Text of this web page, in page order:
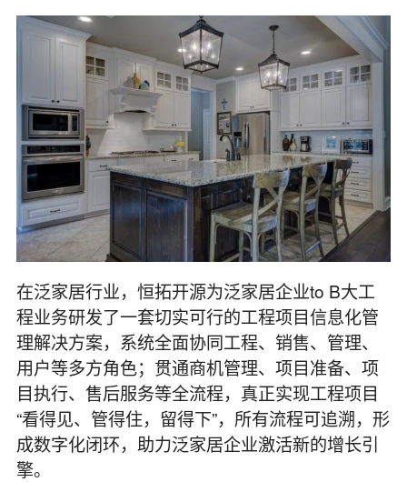
在泛家居行业，恒拓开源为泛家居企业to B大工
程业务研发了一套切实可行的工程项目信息化管
理解决方案，系统全面协同工程、销售、管理、
用户等多方角色；贯通商机管理、项目准备、项
目执行、售后服务等全流程，真正实现工程项目
“看得见、管得住，留得下”，所有流程可追溯，形
成数字化闭环，助力泛家居企业激活新的增长引
擎。